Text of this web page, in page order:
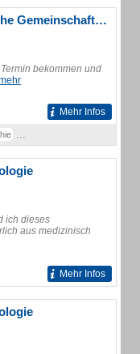
Radiologie Köln-Nord Radiologische Gemeinschaftspraxis
bekommen und
Mehr Infos
ich dieses
aus medizinisch
Mehr Infos